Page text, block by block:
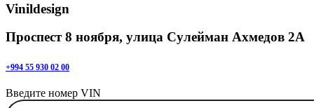
Vinildesign
Проспест 8 ноября, улица Сулейман Ахмедов 2А
+994 55 930 02 00
Введите номер VIN